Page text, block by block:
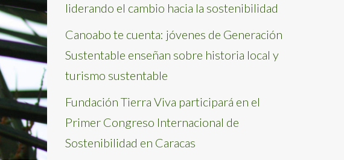
liderando el cambio hacia la sostenibilidad
Canoabo te cuenta: jóvenes de Generación
Sustentable enseñan sobre historia local y
turismo sustentable
Fundación Tierra Viva participará en el
Primer Congreso Internacional de
Sostenibilidad en Caracas